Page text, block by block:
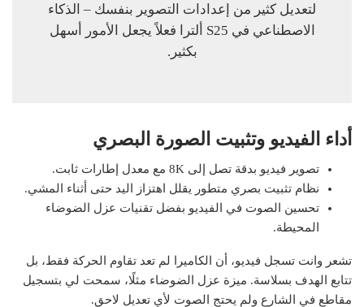
لتعديل كثير من إعدادات التصوير بنفسك – الذكاء
الاصطناعي في S25 ألترا فعلاً يجعل الأمور أسهل
بكثير.
أداء الفيديو وتثبيت الصورة البصري
تصوير فيديو بدقة تصل إلى 8K مع معدل إطارات ثابت.
نظام تثبيت بصري متطور يقلل اهتزاز اليد حتى أثناء المشي.
تحسين الصوت في الفيديو بفضل تقنيات عزل الضوضاء
المحيطة.
تشعر وانت تسجل فيديو، أن الكاميرا لم تعد تقاوم الحركة فقط، بل
تتابع الهدف بسلاسة. ميزة عزل الضوضاء مثلًا، سمحت لي بتسجيل
مقاطع في الشارع ولم يحتج الصوت لأي تعديل لاحق.